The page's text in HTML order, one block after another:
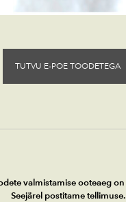
TUTVU E-POE TOODETEGA
valmistamise ooteaeg on
Seejärel postitame tellimuse.